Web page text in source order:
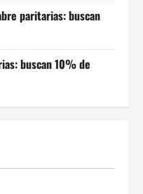
paritarias: buscan
buscan 10% de